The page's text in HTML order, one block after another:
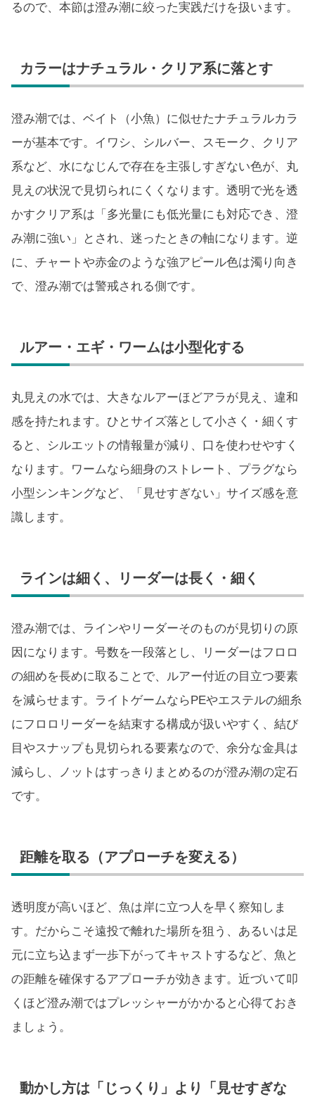
るので、本節は澄み潮に絞った実践だけを扱います。
カラーはナチュラル・クリア系に落とす
澄み潮では、ベイト（小魚）に似せたナチュラルカラ
ーが基本です。イワシ、シルバー、スモーク、クリア
系など、水になじんで存在を主張しすぎない色が、丸
見えの状況で見切られにくくなります。透明で光を透
かすクリア系は「多光量にも低光量にも対応でき、澄
み潮に強い」とされ、迷ったときの軸になります。逆
に、チャートや赤金のような強アピール色は濁り向き
で、澄み潮では警戒される側です。
ルアー・エギ・ワームは小型化する
丸見えの水では、大きなルアーほどアラが見え、違和
感を持たれます。ひとサイズ落として小さく・細くす
ると、シルエットの情報量が減り、口を使わせやすく
なります。ワームなら細身のストレート、プラグなら
小型シンキングなど、「見せすぎない」サイズ感を意
識します。
ラインは細く、リーダーは長く・細く
澄み潮では、ラインやリーダーそのものが見切りの原
因になります。号数を一段落とし、リーダーはフロロ
の細めを長めに取ることで、ルアー付近の目立つ要素
を減らせます。ライトゲームならPEやエステルの細糸
にフロロリーダーを結束する構成が扱いやすく、結び
目やスナップも見切られる要素なので、余分な金具は
減らし、ノットはすっきりまとめるのが澄み潮の定石
です。
距離を取る（アプローチを変える）
透明度が高いほど、魚は岸に立つ人を早く察知しま
す。だからこそ遠投で離れた場所を狙う、あるいは足
元に立ち込まず一歩下がってキャストするなど、魚と
の距離を確保するアプローチが効きます。近づいて叩
くほど澄み潮ではプレッシャーがかかると心得ておき
ましょう。
動かし方は「じっくり」より「見せすぎな